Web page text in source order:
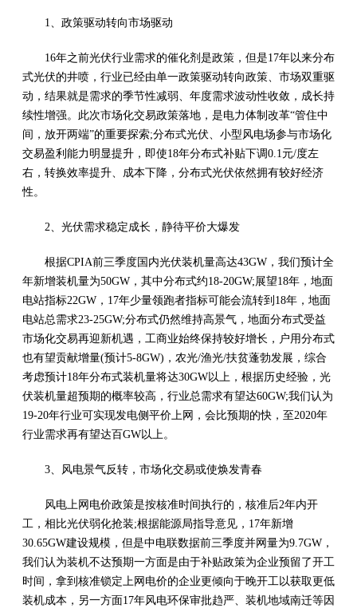
1、政策驱动转向市场驱动
16年之前光伏行业需求的催化剂是政策，但是17年以来分布
式光伏的井喷，行业已经由单一政策驱动转向政策、市场双重驱
动，结果就是需求的季节性减弱、年度需求波动性收敛，成长持
续性增强。此次市场化交易政策落地，是电力体制改革“管住中
间，放开两端”的重要探索;分布式光伏、小型风电场参与市场化
交易盈利能力明显提升，即使18年分布式补贴下调0.1元/度左
右，转换效率提升、成本下降，分布式光伏依然拥有较好经济
性。
2、光伏需求稳定成长，静待平价大爆发
根据CPIA前三季度国内光伏装机量高达43GW，我们预计全
年新增装机量为50GW，其中分布式约18-20GW;展望18年，地面
电站指标22GW，17年少量领跑者指标可能会流转到18年，地面
电站总需求23-25GW;分布式仍然维持高景气，地面分布式受益
市场化交易再迎新机遇，工商业始终保持较好增长，户用分布式
也有望贡献增量(预计5-8GW)，农光/渔光/扶贫蓬勃发展，综合
考虑预计18年分布式装机量将达30GW以上，根据历史经验，光
伏装机量超预期的概率较高，行业总需求有望达60GW;我们认为
19-20年行业可实现发电侧平价上网，会比预期的快，至2020年
行业需求再有望达百GW以上。
3、风电景气反转，市场化交易或使焕发青春
风电上网电价政策是按核准时间执行的，核准后2年内开
工，相比光伏弱化抢装;根据能源局指导意见，17年新增
30.65GW建设规模，但是中电联数据前三季度并网量为9.7GW，
我们认为装机不达预期一方面是由于补贴政策为企业预留了开工
时间，拿到核准锁定上网电价的企业更倾向于晚开工以获取更低
装机成本，另一方面17年风电环保审批趋严、装机地域南迁等因